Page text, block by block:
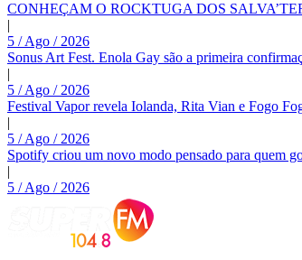
CONHEÇAM O ROCKTUGA DOS
|
5 / Ago / 2026
Sonus Art Fest. Enola Gay são a primeira
|
5 / Ago / 2026
Festival Vapor revela Iolanda, Rita Vian e Fogo
|
5 / Ago / 2026
Spotify criou um novo modo pensado para quem
|
5 / Ago / 2026